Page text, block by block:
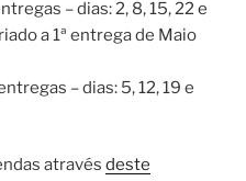
– dias: 2, 8, 15, 22 e
a 1ª entrega de Maio
– dias: 5, 12, 19 e
através deste